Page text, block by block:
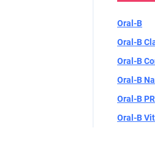
Oral-B
Oral-B
Oral-B
Oral-B
Oral-B
Oral-B